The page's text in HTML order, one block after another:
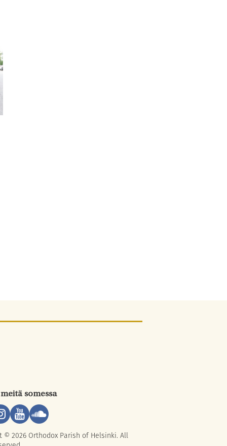
somessa
© 2026 Orthodox Parish of Helsinki. All